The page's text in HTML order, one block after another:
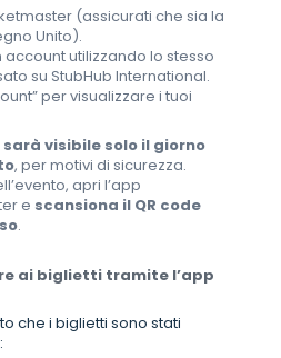
(assicurati che sia la
Unito).
utilizzando lo stesso
su StubHub International.
per visualizzare i tuoi
sarà visibile solo il giorno
, per motivi di sicurezza.
apri l’app
e scansiona il QR code
.
ai biglietti tramite l’app
che i biglietti sono stati